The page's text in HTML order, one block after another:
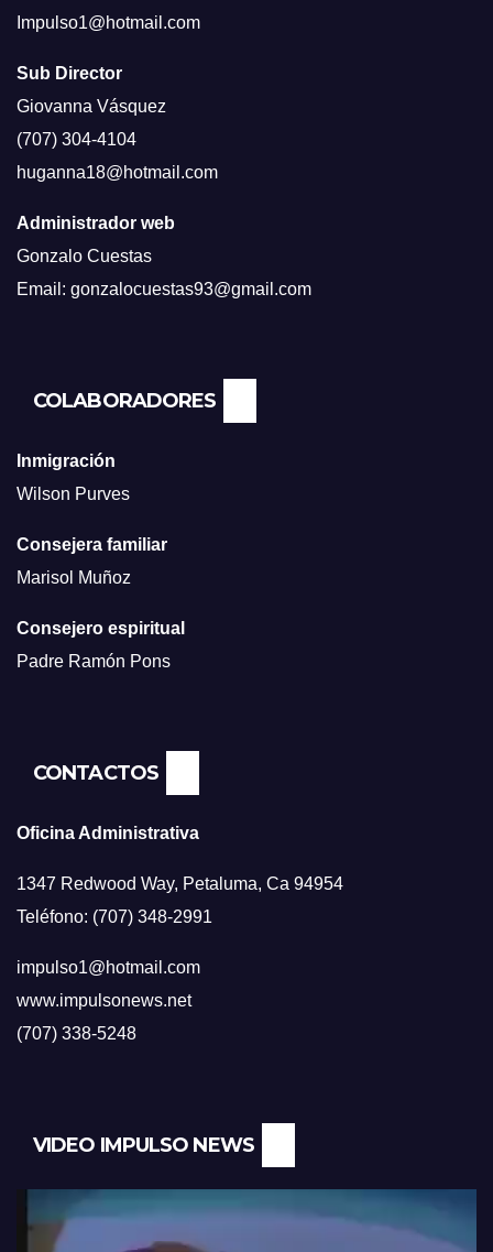
Impulso1@hotmail.com
Sub Director
Giovanna Vásquez
(707) 304-4104
huganna18@hotmail.com
Administrador web
Gonzalo Cuestas
Email: gonzalocuestas93@gmail.com
COLABORADORES
Inmigración
Wilson Purves
Consejera familiar
Marisol Muñoz
Consejero espiritual
Padre Ramón Pons
CONTACTOS
Oficina Administrativa
1347 Redwood Way, Petaluma, Ca 94954
Teléfono: (707) 348-2991
impulso1@hotmail.com
www.impulsonews.net
(707) 338-5248
VIDEO IMPULSO NEWS
Reproductor